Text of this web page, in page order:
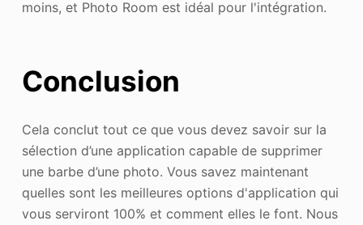
moins, et Photo Room est idéal pour l'intégration.
Conclusion
Cela conclut tout ce que vous devez savoir sur la
sélection d’une application capable de supprimer
une barbe d’une photo. Vous savez maintenant
quelles sont les meilleures options d'application qui
vous serviront 100% et comment elles le font. Nous